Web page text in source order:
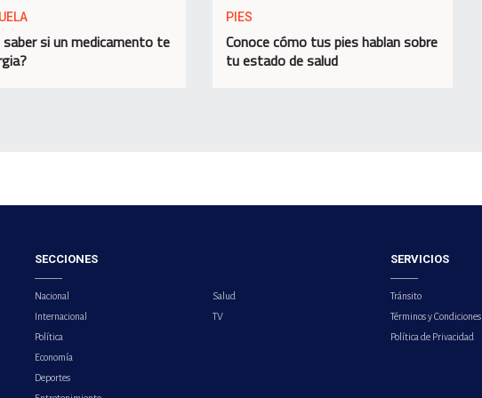
saber si un medicamento te
PIES
Conoce cómo tus pies hablan sobre
tu estado de salud
SECCIONES
Nacional
Internacional
Política
Economía
Deportes
Salud
TV
SERVICIOS
Tránsito
Términos y Condiciones
Política de Privacidad